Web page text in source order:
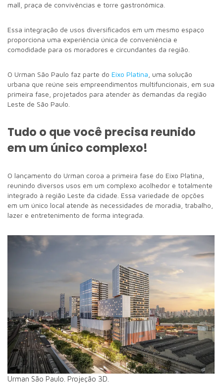
mall, praça de convivências e torre gastronômica.
Essa integração de usos diversificados em um mesmo espaço
proporciona uma experiência única de conveniência e
comodidade para os moradores e circundantes da região.
O Urman São Paulo faz parte do Eixo Platina , uma solução
urbana que reúne seis empreendimentos multifuncionais, em sua
primeira fase, projetados para atender às demandas da região
Leste de São Paulo.
Tudo o que você precisa reunido
em um único complexo!
O lançamento do Urman coroa a primeira fase do Eixo Platina,
reunindo diversos usos em um complexo acolhedor e totalmente
integrado à região Leste da cidade. Essa variedade de opções
em um único local atende às necessidades de moradia, trabalho,
lazer e entretenimento de forma integrada.
Urman São Paulo. Projeção 3D.